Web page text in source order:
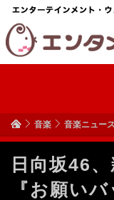
音楽 音楽ニュース
日向坂46
『お願い